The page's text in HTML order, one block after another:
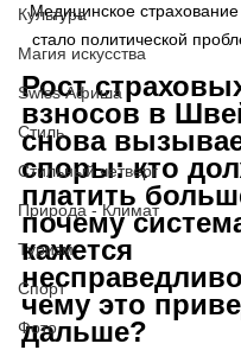
Культура
Магия искусства
Swiss Афиша
Стиль
Стильный четверг
Природа - Климат
Туризм
Спорт
Фото
Медицинское
стало политической
Рост
взносов в
снова
споры: кто
платить
почему
кажется
чему это
дальше?